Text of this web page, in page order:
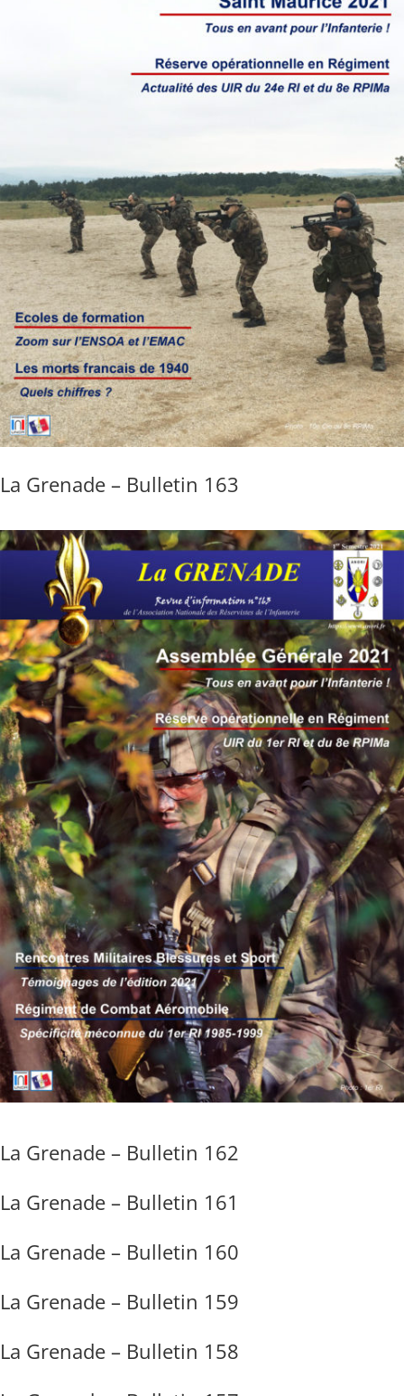
La Grenade – Bulletin 163
La Grenade – Bulletin 162
La Grenade – Bulletin 161
La Grenade – Bulletin 160
La Grenade – Bulletin 159
La Grenade – Bulletin 158